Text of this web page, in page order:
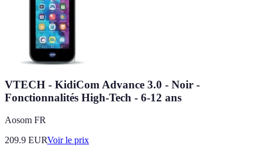
VTECH - KidiCom Advance 3.0 - Noir -
Fonctionnalités High-Tech - 6-12 ans
Aosom FR
209.9 EURVoir le prix